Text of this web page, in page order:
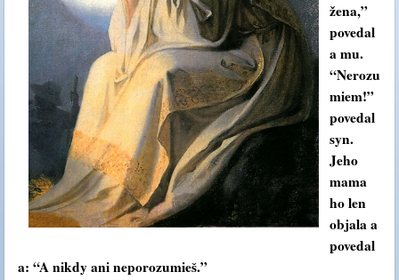
žena,”
povedal
a mu.
“Nerozu
miem!”
povedal
syn.
Jeho
mama
ho len
objala a
povedal
a: “A nikdy ani neporozumieš.”